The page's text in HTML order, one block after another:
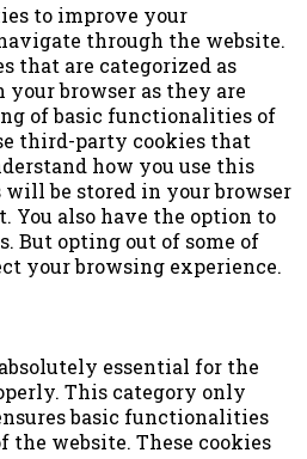
to improve your
through the website.
that are categorized as
your browser as they are
of basic functionalities of
third-party cookies that
how you use this
will be stored in your browser
You also have the option to
But opting out of some of
your browsing experience.
essential for the
This category only
basic functionalities
the website. These cookies